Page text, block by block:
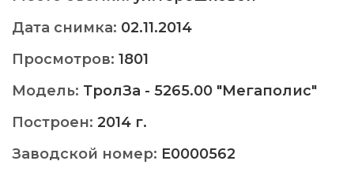
Дата снимка: 02.11.2014
Просмотров: 1801
Модель: ТролЗа - 5265.00 "Мегаполис"
Построен: 2014 г.
Заводской номер: E0000562